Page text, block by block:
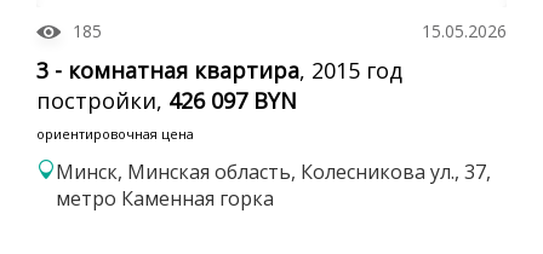
185 15.05.2026
3 - комнатная квартира, 2015 год
постройки, 426 097 BYN
ориентировочная цена
Минск, Минская область, Колесникова ул., 37,
метро Каменная горка